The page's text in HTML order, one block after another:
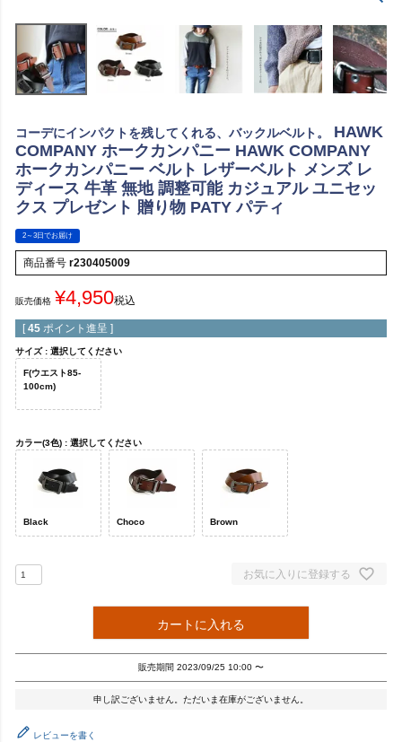
コーデにインパクトを残してくれる、バックルベルト。
HAWK
COMPANY ホークカンパニー HAWK COMPANY
ホークカンパニー ベルト レザーベルト メンズ レ
ディース 牛革 無地 調整可能 カジュアル ユニセッ
クス プレゼント 贈り物 PATY パティ
2～3日でお届け
商品番号 r230405009
販売価格 ¥4,950税込
[ 45 ポイント進呈 ]
サイズ 選択してください
F(ウエスト85-
100cm)
カラー(3色) 選択してください
Black Choco Brown
お気に入りに登録する
カートに入れる
販売期間 2023/09/25 10:00 〜
申し訳ございません。ただいま在庫がございません。
レビューを書く